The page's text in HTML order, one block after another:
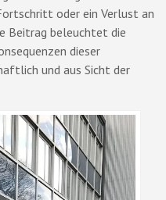
oder ein Verlust an
Beitrag beleuchtet die
dieser
und aus Sicht der